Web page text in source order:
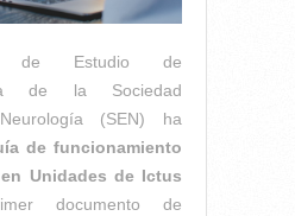
de Estudio de
de la Sociedad
(SEN) ha
de funcionamiento
Unidades de Ictus
documento de